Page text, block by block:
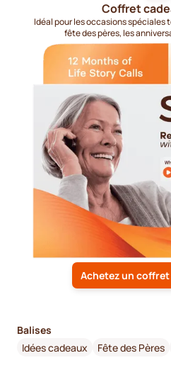
Coffret
Idéal pour les occasions spéciales
fête des pères, les
Achetez un
Balises
Idées cadeaux
Fête des Pères